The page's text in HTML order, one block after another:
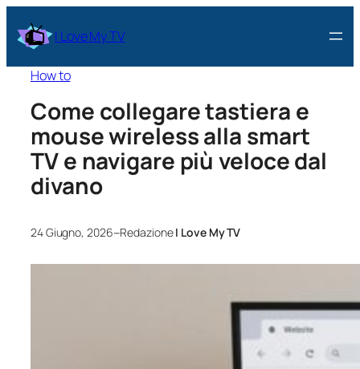
I Love My TV
How to
Come collegare tastiera e
mouse wireless alla smart
TV e navigare più veloce dal
divano
24 Giugno, 2026–RedazioneI Love My TV